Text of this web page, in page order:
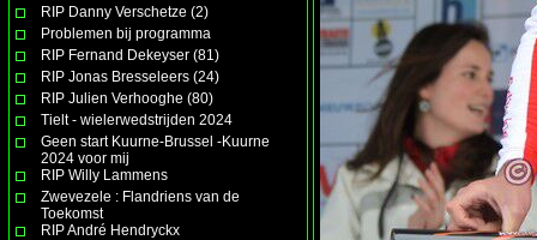
RIP Danny Verschetze (2)
Problemen bij programma
RIP Fernand Dekeyser (81)
RIP Jonas Bresseleers (24)
RIP Julien Verhooghe (80)
Tielt - wielerwedstrijden 2024
Geen start Kuurne-Brussel -Kuurne
2024 voor mij
RIP Willy Lammens
Zwevezele : Flandriens van de
Toekomst
RIP André Hendryckx